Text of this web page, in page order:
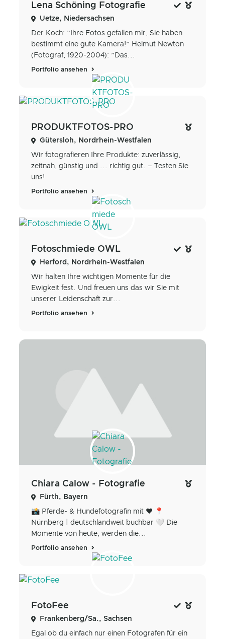
Lena Schöning Fotografie
Uetze, Niedersachsen
Der Koch: ”Ihre Fotos gefallen mir, Sie haben
bestimmt eine gute Kamera!” Helmut Newton
(Fotograf, 1920-2004): ”Das...
Portfolio ansehen
PRODUKTFOTOS-PRO
Gütersloh, Nordrhein-Westfalen
Wir fotografieren Ihre Produkte: zuverlässig,
zeitnah, günstig und ... richtig gut. – Testen Sie
uns!
Portfolio ansehen
Fotoschmiede OWL
Herford, Nordrhein-Westfalen
Wir halten Ihre wichtigen Momente für die
Ewigkeit fest. Und freuen uns das wir Sie mit
unserer Leidenschaft zur...
Portfolio ansehen
Chiara Calow - Fotografie
Fürth, Bayern
📸 Pferde- & Hundefotografin mit ♥️ 📍
Nürnberg | deutschlandweit buchbar 🤍 Die
Momente von heute, werden die...
Portfolio ansehen
FotoFee
Frankenberg/Sa., Sachsen
Egal ob du einfach nur einen Fotografen für ein